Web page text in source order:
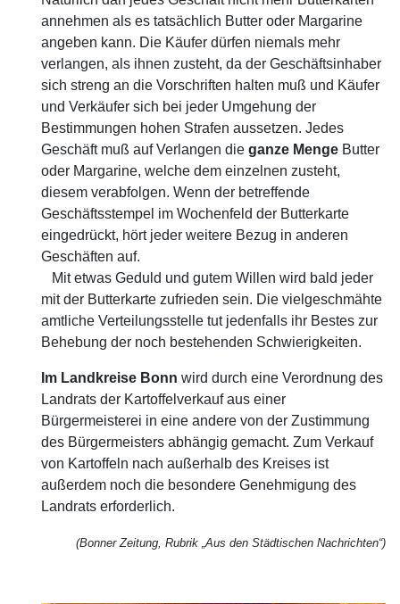
annehmen als es tatsächlich Butter oder Margarine
angeben kann. Die Käufer dürfen niemals mehr
verlangen, als ihnen zusteht, da der Geschäftsinhaber
sich streng an die Vorschriften halten muß und Käufer
und Verkäufer sich bei jeder Umgehung der
Bestimmungen hohen Strafen aussetzen. Jedes
Geschäft muß auf Verlangen die ganze Menge Butter
oder Margarine, welche dem einzelnen zusteht,
diesem verabfolgen. Wenn der betreffende
Geschäftsstempel im Wochenfeld der Butterkarte
eingedrückt, hört jeder weitere Bezug in anderen
Geschäften auf.
Mit etwas Geduld und gutem Willen wird bald jeder
mit der Butterkarte zufrieden sein. Die vielgeschmähte
amtliche Verteilungsstelle tut jedenfalls ihr Bestes zur
Behebung der noch bestehenden Schwierigkeiten.
Im Landkreise Bonn wird durch eine Verordnung des
Landrats der Kartoffelverkauf aus einer
Bürgermeisterei in eine andere von der Zustimmung
des Bürgermeisters abhängig gemacht. Zum Verkauf
von Kartoffeln nach außerhalb des Kreises ist
außerdem noch die besondere Genehmigung des
Landrats erforderlich.
(Bonner Zeitung, Rubrik „Aus den Städtischen Nachrichten“)